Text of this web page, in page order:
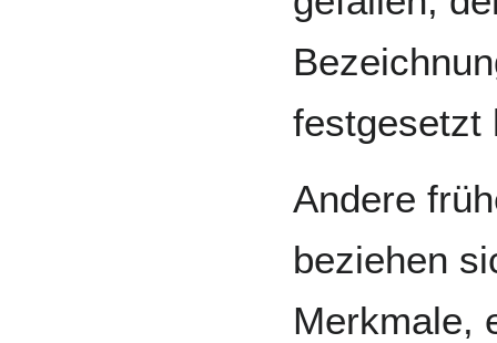
festgesetzt
Andere
beziehen
Merkmale,